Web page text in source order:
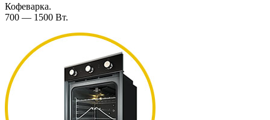
Кофеварка.
700 — 1500 Вт.